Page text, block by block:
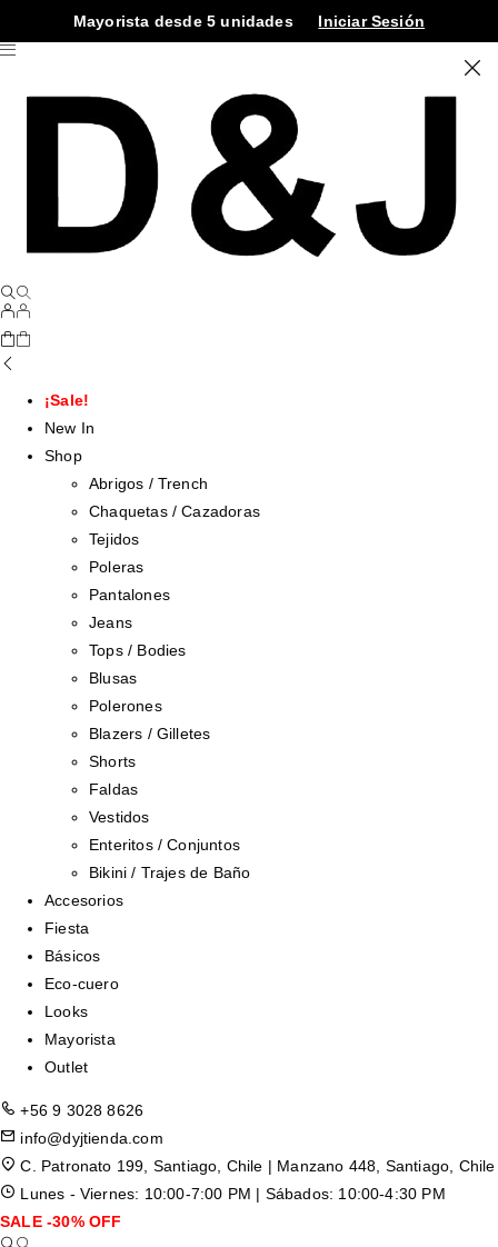
Mayorista desde 5 unidades Iniciar Sesión
¡Sale!
New In
Shop
Abrigos / Trench
Chaquetas / Cazadoras
Tejidos
Poleras
Pantalones
Jeans
Tops / Bodies
Blusas
Polerones
Blazers / Gilletes
Shorts
Faldas
Vestidos
Enteritos / Conjuntos
Bikini / Trajes de Baño
Accesorios
Fiesta
Básicos
Eco-cuero
Looks
Mayorista
Outlet
+56 9 3028 8626
info@dyjtienda.com
C. Patronato 199, Santiago, Chile | Manzano 448, Santiago, Chile
Lunes - Viernes: 10:00-7:00 PM | Sábados: 10:00-4:30 PM
SALE -30% OFF